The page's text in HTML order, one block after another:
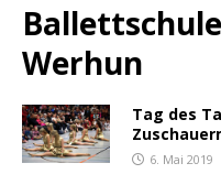
Werhun
Tag des
6. Mai 2019